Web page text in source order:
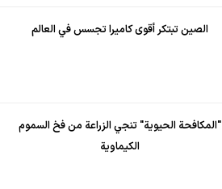
الصين تبتكر أقوى كاميرا تجسس في العالم
"المكافحة الحيوية" تنجي الزراعة من فخ السموم
الكيماوية